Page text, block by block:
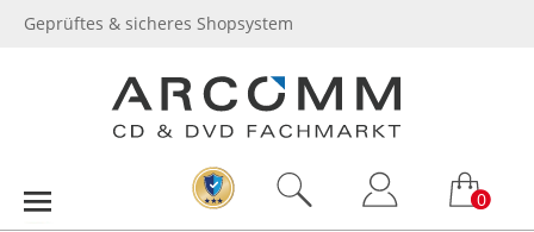
Geprüftes & sicheres Shopsystem
0